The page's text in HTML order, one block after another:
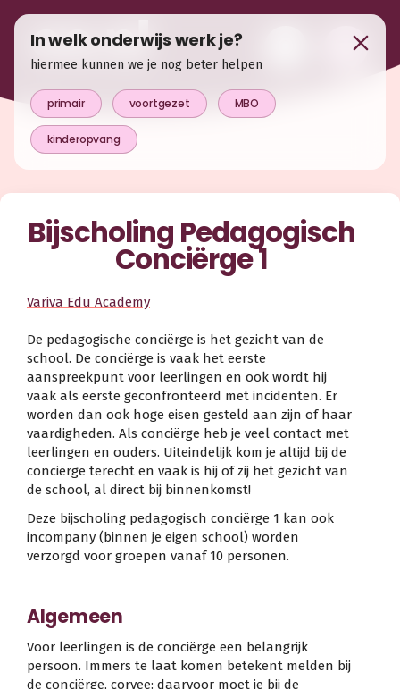
Bijscholing Pedagogisch
Conciërge 1
Variva Edu Academy
De pedagogische conciërge is het gezicht van de
school. De conciërge is vaak het eerste
aanspreekpunt voor leerlingen en ook wordt hij
vaak als eerste geconfronteerd met incidenten. Er
worden dan ook hoge eisen gesteld aan zijn of haar
vaardigheden. Als conciërge heb je veel contact met
leerlingen en ouders. Uiteindelijk kom je altijd bij de
conciërge terecht en vaak is hij of zij het gezicht van
de school, al direct bij binnenkomst!
Deze bijscholing pedagogisch conciërge 1 kan ook
incompany (binnen je eigen school) worden
verzorgd voor groepen vanaf 10 personen.
Algemeen
Voor leerlingen is de conciërge een belangrijk
persoon. Immers te laat komen betekent melden bij
de conciërge, corvee: daarvoor moet je bij de
In welk onderwijs werk je?
hiermee kunnen we je nog beter helpen
primair voortgezet MBO
kinderopvang